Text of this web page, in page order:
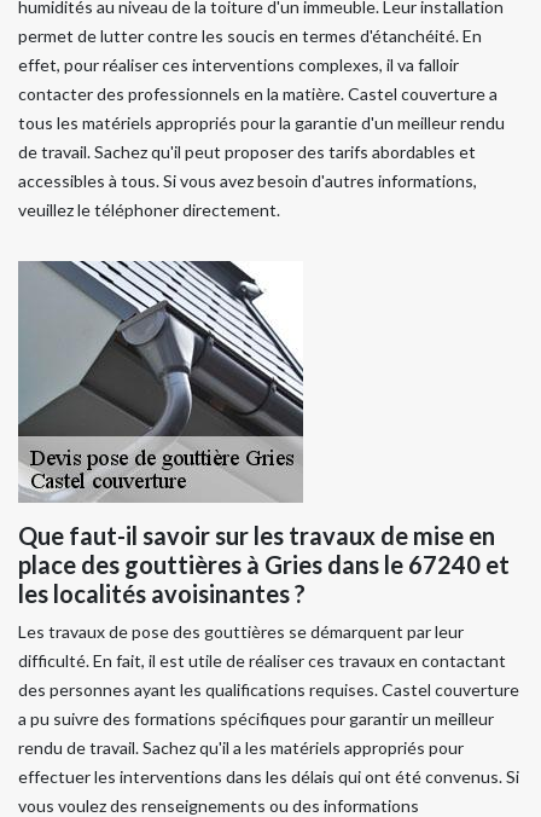
humidités au niveau de la toiture d'un immeuble. Leur installation
permet de lutter contre les soucis en termes d'étanchéité. En
effet, pour réaliser ces interventions complexes, il va falloir
contacter des professionnels en la matière. Castel couverture a
tous les matériels appropriés pour la garantie d'un meilleur rendu
de travail. Sachez qu'il peut proposer des tarifs abordables et
accessibles à tous. Si vous avez besoin d'autres informations,
veuillez le téléphoner directement.
Que faut-il savoir sur les travaux de mise en
place des gouttières à Gries dans le 67240 et
les localités avoisinantes ?
Les travaux de pose des gouttières se démarquent par leur
difficulté. En fait, il est utile de réaliser ces travaux en contactant
des personnes ayant les qualifications requises. Castel couverture
a pu suivre des formations spécifiques pour garantir un meilleur
rendu de travail. Sachez qu'il a les matériels appropriés pour
effectuer les interventions dans les délais qui ont été convenus. Si
vous voulez des renseignements ou des informations